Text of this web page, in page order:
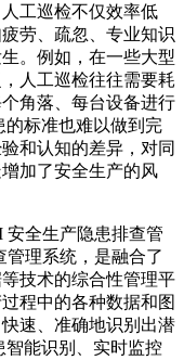
工巡检不仅效率低
劳、疏忽、专业知识
。例如，在一些大型
人工巡检往往需要耗
角落、每台设备进行
的标准也难以做到完
和认知的差异，对同
加了安全生产的风
安全生产隐患排查管
理系统，是融合了
技术的综合性管理平
程中的各种数据和图
速、准确地识别出潜
智能识别、实时监控